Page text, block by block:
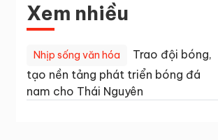
Xem nhiều
Nhịp sống văn hóa
Trao đội bóng,
tạo nền tảng phát triển bóng đá
nam cho Thái Nguyên